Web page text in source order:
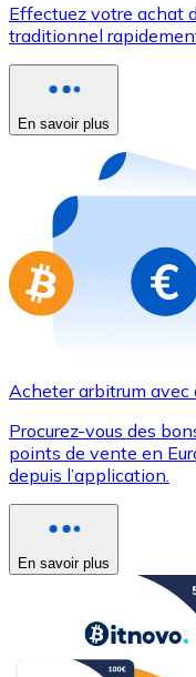
Utilisez les
Acheter avec carte
Nouveau
Achetez des
Aller à la
Effectuez votre achat
traditionnel
En savoir plus
Acheter arbitrum avec
Procurez-vous des
points de vente en
depuis l’application.
En savoir plus